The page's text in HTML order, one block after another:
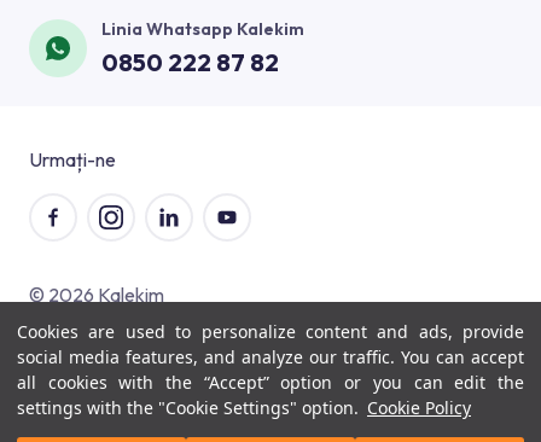
Cookies are used to personalize content and ads, provide
social media features, and analyze our traffic. You can accept
all cookies with the “Accept” option or you can edit the
settings with the "Cookie Settings" option. Cookie Policy
Contact
Blog
Constituția Noastră Privind Satisfacția Clienților
Vopsea şi Aplicații Decorative
Aplicații de Izolare Termică
Lumea Visuelle
Сертификаты
Balcon şi Terasă
Spaţii de Interior
Management Corporativ
Linia Whatsapp Kalekim
0850 222 87 82
Urmați-ne
© 2026 Kalekim
Protecția datelor cu caracter personal
Servicii ale societății informaționale